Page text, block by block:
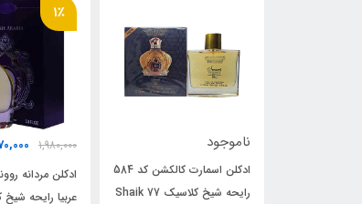
1,980,000
ادکلن مردانه روونا مدل شیخ
4٪
2,540,000
ادکلن فراگرنس